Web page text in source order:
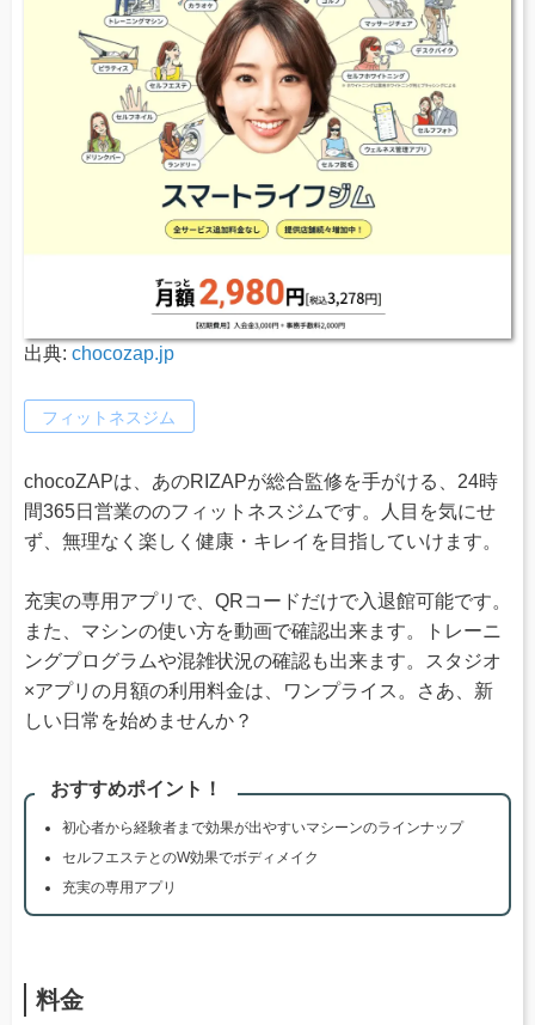
出典: chocozap.jp
フィットネスジム
chocoZAPは、あのRIZAPが総合監修を手がける、24時
間365日営業ののフィットネスジムです。人目を気にせ
ず、無理なく楽しく健康・キレイを目指していけます。
充実の専用アプリで、QRコードだけで入退館可能です。
また、マシンの使い方を動画で確認出来ます。トレーニ
ングプログラムや混雑状況の確認も出来ます。スタジオ
×アプリの月額の利用料金は、ワンプライス。さあ、新
しい日常を始めませんか？
おすすめポイント！
初心者から経験者まで効果が出やすいマシーンのラインナップ
セルフエステとのW効果でボディメイク
充実の専用アプリ
料金